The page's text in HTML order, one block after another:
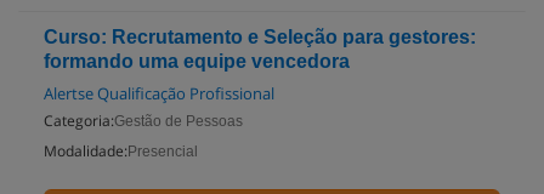
Curso: Recrutamento e Seleção para gestores:
formando uma equipe vencedora
Alertse Qualificação Profissional
Categoria:Gestão de Pessoas
Modalidade: Presencial